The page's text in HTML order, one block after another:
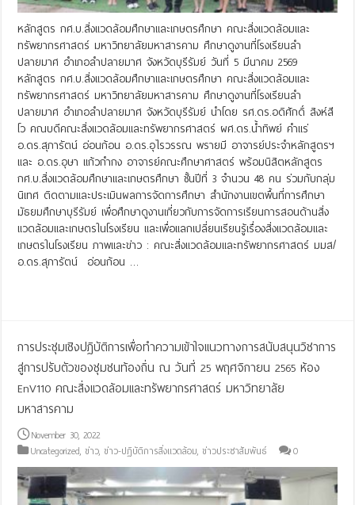
หลักสูตร กศ.บ.สิ่งแวดล้อมศึกษาและเกษตรศึกษา คณะสิ่งแวดล้อมและ
ทรัพยากรศาสตร์ มหาวิทยาลัยมหาสารคาม ศึกษาดูงานที่โรงเรียนลำ
ปลายมาศ อำเภอลำปลายมาศ จังหวัดบุรีรัมย์ วันที่ 5 มีนาคม 2569
หลักสูตร กศ.บ.สิ่งแวดล้อมศึกษาและเกษตรศึกษา คณะสิ่งแวดล้อมและ
ทรัพยากรศาสตร์ มหาวิทยาลัยมหาสารคาม ศึกษาดูงานที่โรงเรียนลำ
ปลายมาศ อำเภอลำปลายมาศ จังหวัดบุรีรัมย์ นำโดย รศ.ดร.อดิศักดิ์ สิงห์สี
โว คณบดีคณะสิ่งเเวดล้อมเเละทรัพยากรศาสตร์ ผศ.ดร.น้ำทิพย์ คำเเร่
อ.ดร.สุภารัตน์ อ่อนก้อน อ.ดร.อุไรวรรณ พรายมี อาจารย์ประจำหลักสูตรฯ
และ อ.ดร.อุษา เเก้วกำกง อาจารย์คณะศึกษาศาสตร์ พร้อมนิสิตหลักสูตร
กศ.บ.สิ่งเเวดล้อมศึกษาเเละเกษตรศึกษา ชั้นปีที่ 3 จำนวน 48 คน ร่วมกับกลุ่ม
นิเทศ ติดตามและประเมินผลการจัดการศึกษา สำนักงานเขตพื้นที่การศึกษา
มัธยมศึกษาบุรีรัมย์ เพื่อศึกษาดูงานเกี่ยวกับการจัดการเรียนการสอนด้านสิ่ง
แวดล้อมและเกษตรในโรงเรียน และเพื่อแลกเปลี่ยนเรียนรู้เรื่องสิ่งแวดล้อมและ
เกษตรในโรงเรียน ภาพและข่าว : คณะสิ่งแวดล้อมและทรัพยากรศาสตร์ มมส/
อ.ดร.สุภารัตน์ อ่อนก้อน …
การประชุมเชิงปฏิบัติการเพื่อทำความเข้าใจแนวทางการสนับสนุนวิชาการ
สู่การปรับตัวของชุมชนท้องถิ่น ณ วันที่ 25 พฤศจิกายน 2565 ห้อง
EnV110 คณะสิ่งแวดล้อมและทรัพยากรศาสตร์ มหาวิทยาลัย
มหาสารคาม
November 30, 2022
Uncategorized,ข่าว,ข่าว-ปฏิบัติการสิ่งแวดล้อม,ข่าวประชาสัมพันธ์ 0